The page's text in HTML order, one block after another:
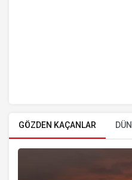
GÖZDEN KAÇANLAR